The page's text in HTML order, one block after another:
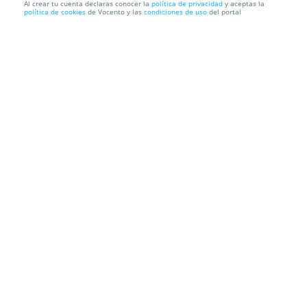
Menú para dos en Pepe Leches y SUR te invita a
Al crear tu cuenta declaras conocer la política de privacidad y aceptas la
política de cookies de Vocento y las condiciones de uso del portal